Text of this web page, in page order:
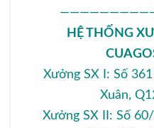
HỆ THỐNG
Xưởng SX I: Số
Xuân,
Xưởng SX II: Số